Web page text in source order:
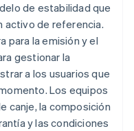
de estabilidad que
activo de referencia.
para la emisión y el
gestionar la
a los usuarios que
Los equipos
canje, la composición
y las condiciones